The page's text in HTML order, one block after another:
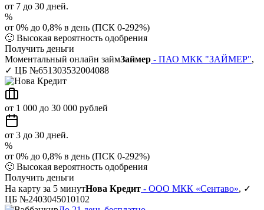
от 7 до 30 дней.
%
от 0% до 0,8% в день (ПСК 0-292%)
🙂 Высокая вероятность одобрения
Получить деньги
Моментальный онлайн займЗаймер - ПАО МКК "ЗАЙМЕР",
✓ ЦБ №651303532004088
от 1 000 до 30 000 рублей
от 3 до 30 дней.
%
от 0% до 0,8% в день (ПСК 0-292%)
🙂 Высокая вероятность одобрения
Получить деньги
На карту за 5 минутНова Кредит - ООО МКК «Сентаво», ✓
ЦБ №2403045010102